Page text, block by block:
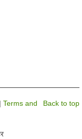
Back to top
| Terms and